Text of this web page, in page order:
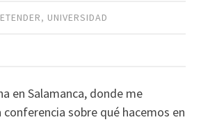
, UNIVERSIDAD
en Salamanca, donde me
conferencia sobre qué hacemos en